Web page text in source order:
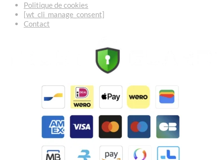
Politique de cookies
[wt_cli_manage_consent]
Contact